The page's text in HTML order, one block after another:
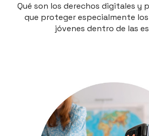
Qué son los derechos digitales y
que proteger especialmente
jóvenes dentro de las